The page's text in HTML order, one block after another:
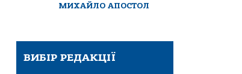
МИХАЙЛО АПОСТОЛ
ВИБІР РЕДАКЦІЇ